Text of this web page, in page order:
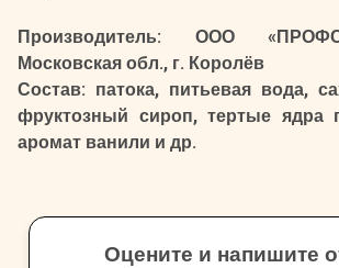
Производитель: ООО
Московская обл., г. Королёв
Состав: патока, питьевая вода,
фруктозный сироп, тертые ядра
аромат ванили и др.
Оцените и напишите